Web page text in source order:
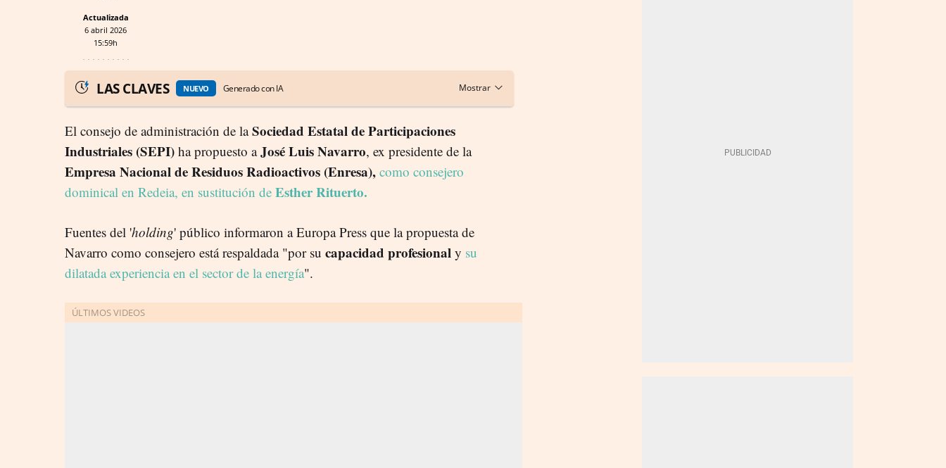
Actualizada
6 abril 2026
15:59h
LAS CLAVES NUEVO Generado con IA
El consejo de administración de laSociedad Estatal de Participaciones
Industriales (SEPI) ha propuesto aJosé Luis Navarro, ex presidente de la
Empresa Nacional de Residuos Radioactivos (Enresa), como consejero
dominical en Redeia, en sustitución de Esther Rituerto.
Fuentes del 'holding' público informaron a Europa Press que la propuesta de
Navarro como consejero está respaldada "por su capacidad profesional y su
dilatada experiencia en el sector de la energía".